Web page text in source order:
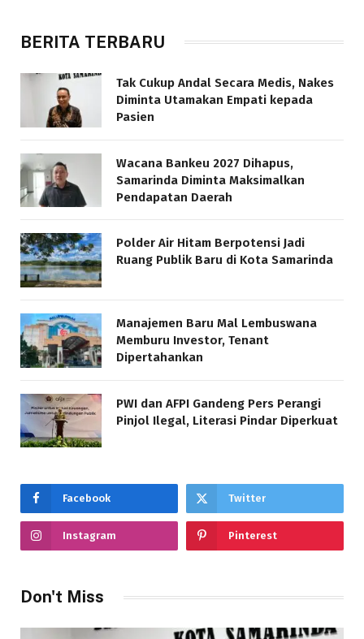
BERITA TERBARU
Tak Cukup Andal Secara Medis, Nakes
Diminta Utamakan Empati kepada
Pasien
Wacana Bankeu 2027 Dihapus,
Samarinda Diminta Maksimalkan
Pendapatan Daerah
Polder Air Hitam Berpotensi Jadi
Ruang Publik Baru di Kota Samarinda
Manajemen Baru Mal Lembuswana
Memburu Investor, Tenant
Dipertahankan
PWI dan AFPI Gandeng Pers Perangi
Pinjol Ilegal, Literasi Pindar Diperkuat
Facebook Twitter
Instagram Pinterest
Don't Miss